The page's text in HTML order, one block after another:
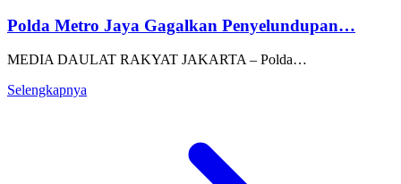
Polda Metro Jaya Gagalkan Penyelundupan…
MEDIA DAULAT RAKYAT JAKARTA – Polda…
Selengkapnya